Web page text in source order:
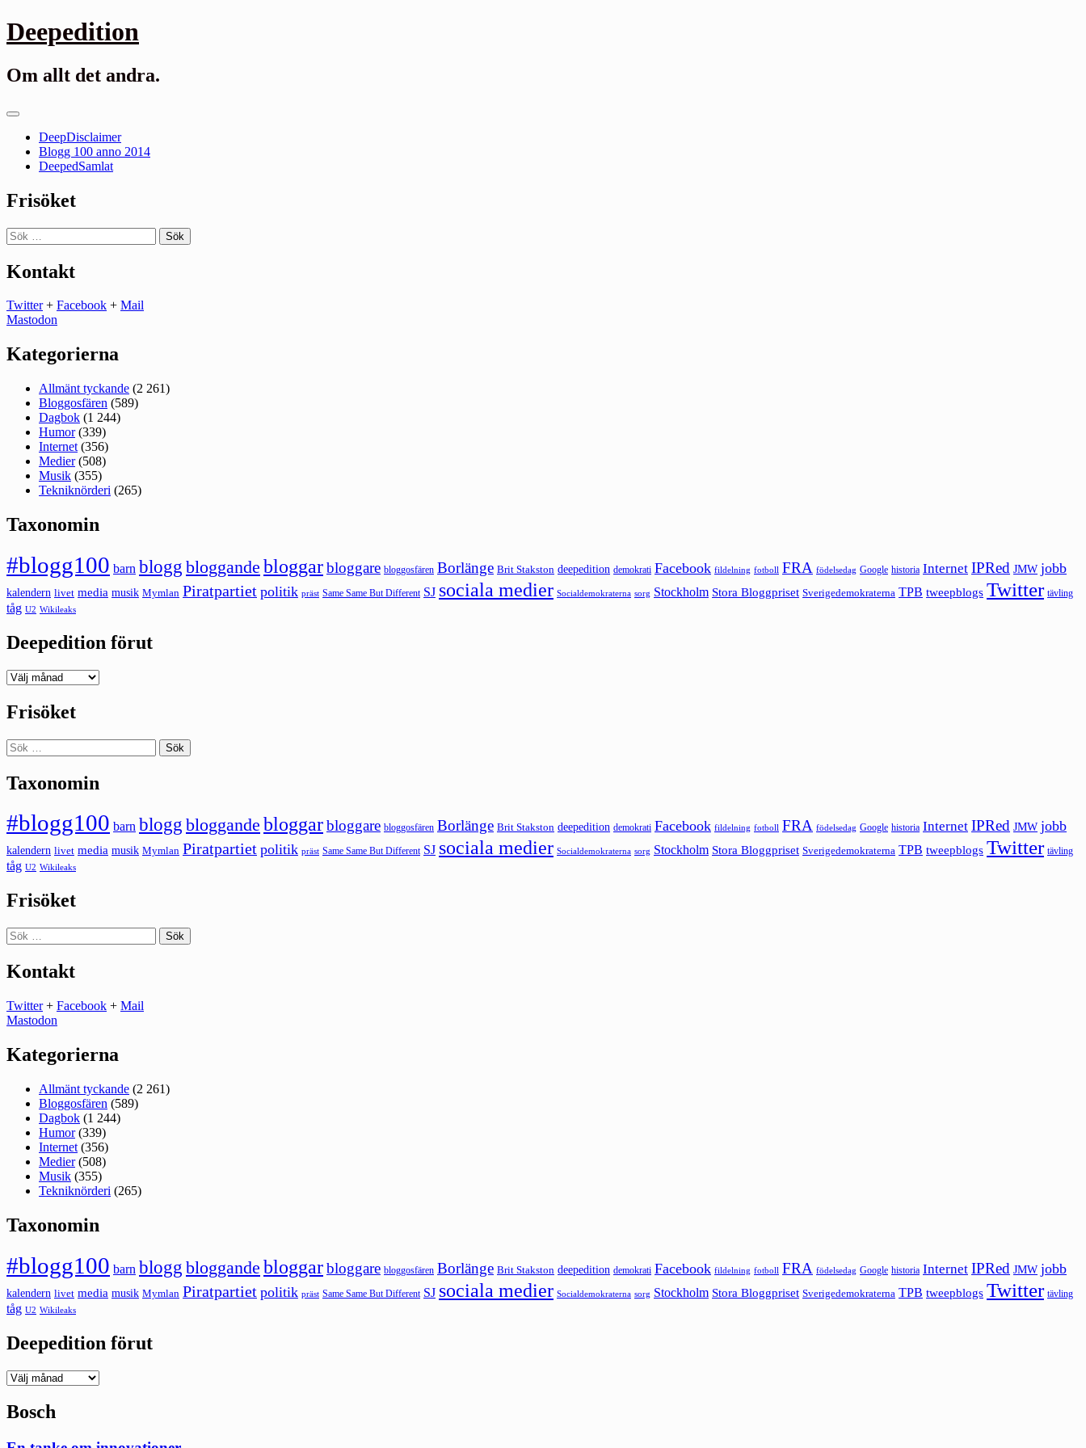
Gå
till
Deepedition
Om allt det andra.
Primär
DeepDisclaimer
Blogg 100 anno 2014
DeepedSamlat
Frisöket
Sök
efter:
Kontakt
Twitter+ Facebook + Mail
Mastodon
Kategorierna
Allmänt tyckande (2 261)
Bloggosfären (589)
Dagbok (1 244)
Humor(339)
Internet (356)
Medier(508)
Musik (355)
Tekniknörderi (265)
Taxonomin
#blogg100 barn blogg bloggande bloggarbloggare bloggosfären Borlänge Brit Stakston deepedition demokrati Facebook fildelning fotboll FRA födelsedag Google historia Internet IPRed JMW jobb
kalendern livet media musik Mymlan Piratpartiet politik präst Same Same But Different SJ sociala medier Socialdemokraterna sorg Stockholm Stora Bloggpriset Sverigedemokraterna TPB tweepblogs Twitter tävling
tåg U2 Wikileaks
Deepedition förut
Deepedition
Frisöket
Sök
efter:
Taxonomin
#blogg100 barn blogg bloggande bloggarbloggare bloggosfären Borlänge Brit Stakston deepedition demokrati Facebook fildelning fotboll FRA födelsedag Google historia Internet IPRed JMW jobb
kalendern livet media musik Mymlan Piratpartiet politik präst Same Same But Different SJ sociala medier Socialdemokraterna sorg Stockholm Stora Bloggpriset Sverigedemokraterna TPB tweepblogs Twitter tävling
tåg U2 Wikileaks
Frisöket
Sök
efter:
Kontakt
Twitter+ Facebook + Mail
Mastodon
Kategorierna
Allmänt tyckande (2 261)
Bloggosfären (589)
Dagbok (1 244)
Humor(339)
Internet (356)
Medier(508)
Musik (355)
Tekniknörderi (265)
Taxonomin
#blogg100 barn blogg bloggande bloggarbloggare bloggosfären Borlänge Brit Stakston deepedition demokrati Facebook fildelning fotboll FRA födelsedag Google historia Internet IPRed JMW jobb
kalendern livet media musik Mymlan Piratpartiet politik präst Same Same But Different SJ sociala medier Socialdemokraterna sorg Stockholm Stora Bloggpriset Sverigedemokraterna TPB tweepblogs Twitter tävling
tåg U2 Wikileaks
Deepedition förut
Deepedition
Bosch